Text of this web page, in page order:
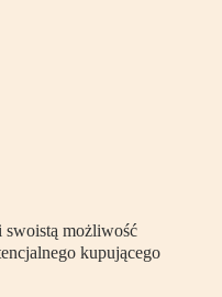
swoistą możliwość
kupującego